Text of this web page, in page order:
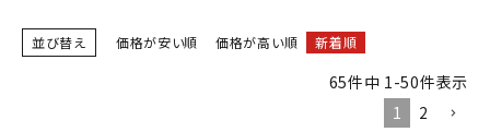
並び替え 価格が安い順 価格が高い順 新着順
65件中 1 -50件表示
1
2